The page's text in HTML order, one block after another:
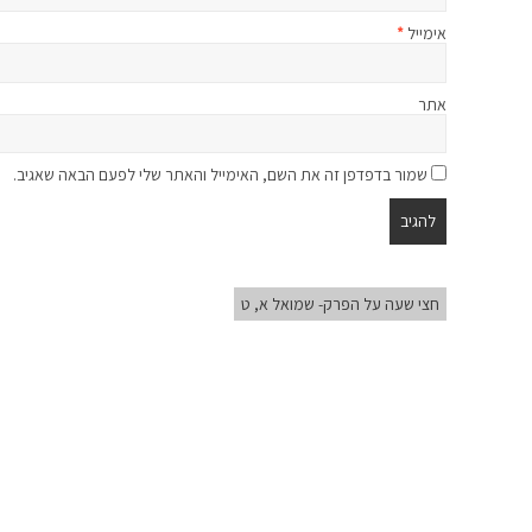
אימייל *
אתר
שמור בדפדפן זה את השם, האימייל והאתר שלי לפעם הבאה שאגיב.
חצי שעה על הפרק- שמואל א, ט